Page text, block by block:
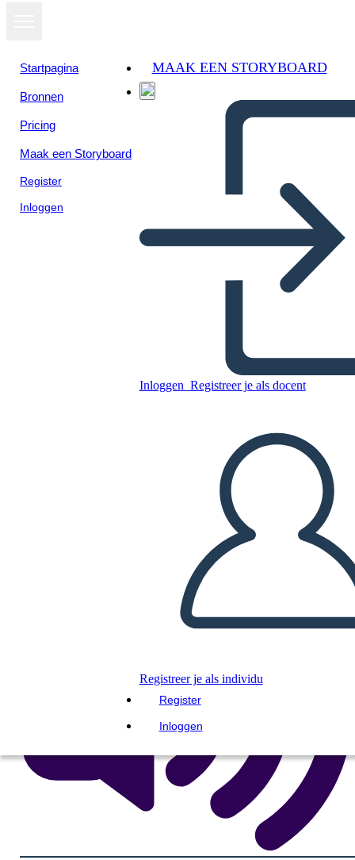
Startpagina
Bronnen
Pricing
Maak een Storyboard
Register
Inloggen
MAAK EEN STORYBOARD
Inloggen Registreer je als docent
Registreer je als individu
Register
Inloggen
השפעות עיקריות
Kopieer dit Storyboard
MAAK EEN STORYBOARD
DIAVOORSTELLING AFSPELEN
LEES MIJ VOOR